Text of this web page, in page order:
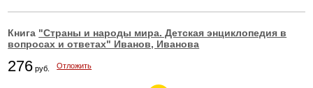
Книга "Страны и народы мира. Детская энциклопедия в
вопросах и ответах" Иванов, Иванова
276 руб. Отложить